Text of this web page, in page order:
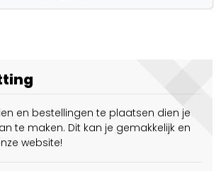
en bestellingen te plaatsen dien je
te maken. Dit kan je gemakkelijk en
website!